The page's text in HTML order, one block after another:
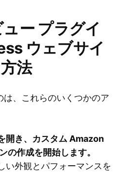
ー プラグイ
ウェブサイ
法
、これらのいくつかのア
開き、カスタム Amazon
の作成を開始します。
い外観とパフォーマンスを